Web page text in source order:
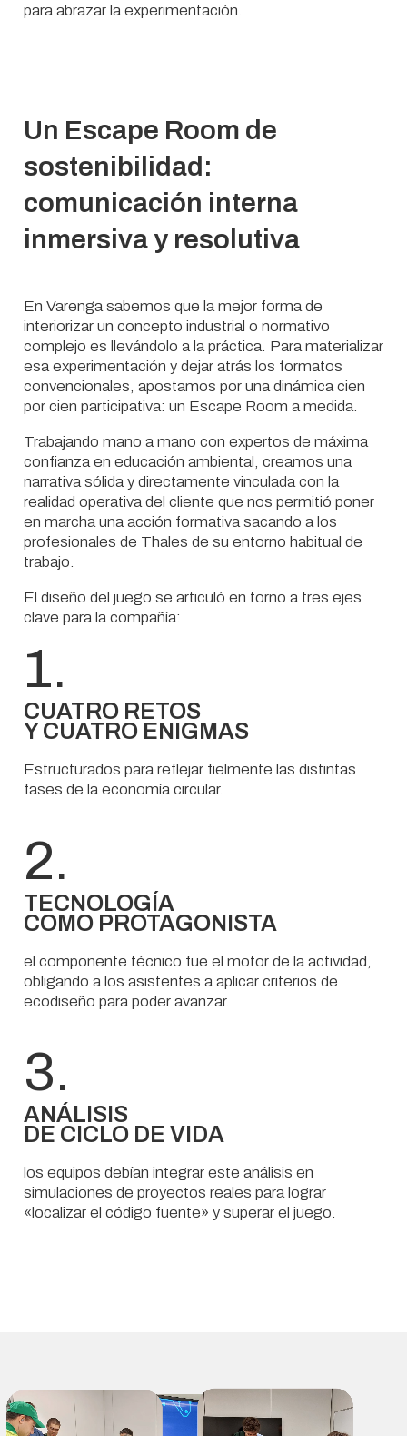
para abrazar la experimentación.
Un Escape Room de
sostenibilidad:
comunicación interna
inmersiva y resolutiva
En Varenga sabemos que la mejor forma de
interiorizar un concepto industrial o normativo
complejo es llevándolo a la práctica. Para materializar
esa experimentación y dejar atrás los formatos
convencionales, apostamos por una dinámica cien
por cien participativa: un Escape Room a medida.
Trabajando mano a mano con expertos de máxima
confianza en educación ambiental, creamos una
narrativa sólida y directamente vinculada con la
realidad operativa del cliente que nos permitió poner
en marcha una acción formativa sacando a los
profesionales de Thales de su entorno habitual de
trabajo.
El diseño del juego se articuló en torno a tres ejes
clave para la compañía:
1.
CUATRO RETOS
Y CUATRO ENIGMAS
Estructurados para reflejar fielmente las distintas
fases de la economía circular.
2.
TECNOLOGÍA
COMO PROTAGONISTA
el componente técnico fue el motor de la actividad,
obligando a los asistentes a aplicar criterios de
ecodiseño para poder avanzar.
3.
ANÁLISIS
DE CICLO DE VIDA
los equipos debían integrar este análisis en
simulaciones de proyectos reales para lograr
«localizar el código fuente» y superar el juego.